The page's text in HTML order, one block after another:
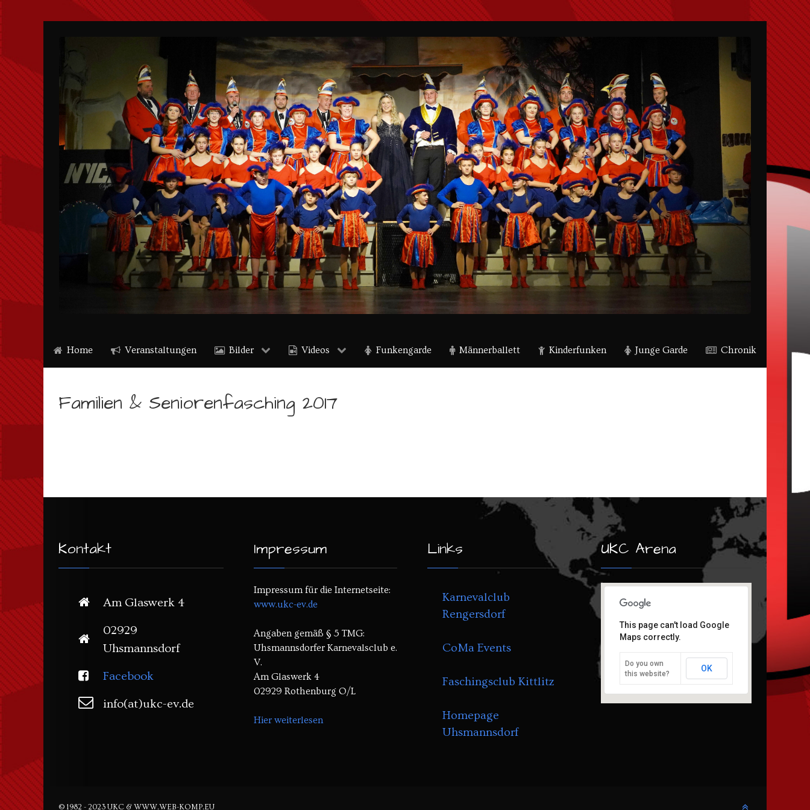
Home Veranstaltungen Bilder Videos Funkengarde Männerballett Kinderfunken Junge Garde Chronik
Familien & Seniorenfasching 2017
Kontakt
Am Glaswerk 4
02929
Uhsmannsdorf
Facebook
info(at)ukc-ev.de
Impressum
Impressum für die Internetseite:
www.ukc-ev.de
Angaben gemäß § 5 TMG:
Uhsmannsdorfer Karnevalsclub e.
V.
Am Glaswerk 4
02929 Rothenburg O/L
Hier weiterlesen
Links
Karnevalclub
Rengersdorf
CoMa Events
Faschingsclub Kittlitz
Homepage
Uhsmannsdorf
UKC Arena
This page can't load Google
Maps correctly.
Do you own
this website?
OK
© 1982 - 2023 UKC & WWW.WEB-KOMP.EU